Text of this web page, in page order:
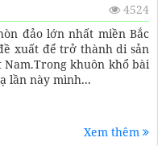
4524
đảo lớn nhất miền Bắc
xuất để trở thành di sản
khuôn khổ bài
lần này mình...
Xem thêm